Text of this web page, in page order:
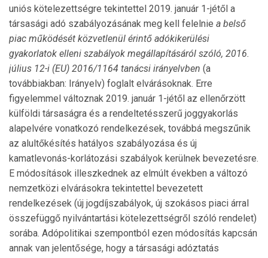
uniós kötelezettségre tekintettel 2019. január 1-jétől a
társasági adó szabályozásának meg kell fe­lelnie a belső
piac működését közvetlenül érintő adókikerülési
gyakorlatok elleni szabályok megállapí­tásáról szóló, 2016.
július 12-i (EU) 2016/1164 ta­nácsi irányelvben (a
továbbiakban: Irányelv) foglalt elvárásoknak. Erre
figyelemmel változnak 2019. ja­nu­ár 1-jétől az ellenőrzött
külföldi társaságra és a ren­deltetésszerű joggyakorlás
alapelvére vonatkozó ren­delkezések, továbbá megszűnik
az alultőkésítés hatályos szabályozása és új
kamatlevonás-korlátozási sza­bá­lyok kerülnek bevezetésre.
E módosítások illeszkednek az elmúlt években a változó
nemzetközi elvárásokra tekintettel bevezetett
rendelkezések (új jogdíjszabályok, új szokásos piaci árral
összefüggő nyil­ván­tartási kötelezettségről szóló rendelet)
sorába. Adópolitikai szempontból ezen módosítás kapcsán
annak van jelentősége, hogy a társasági adóztatás